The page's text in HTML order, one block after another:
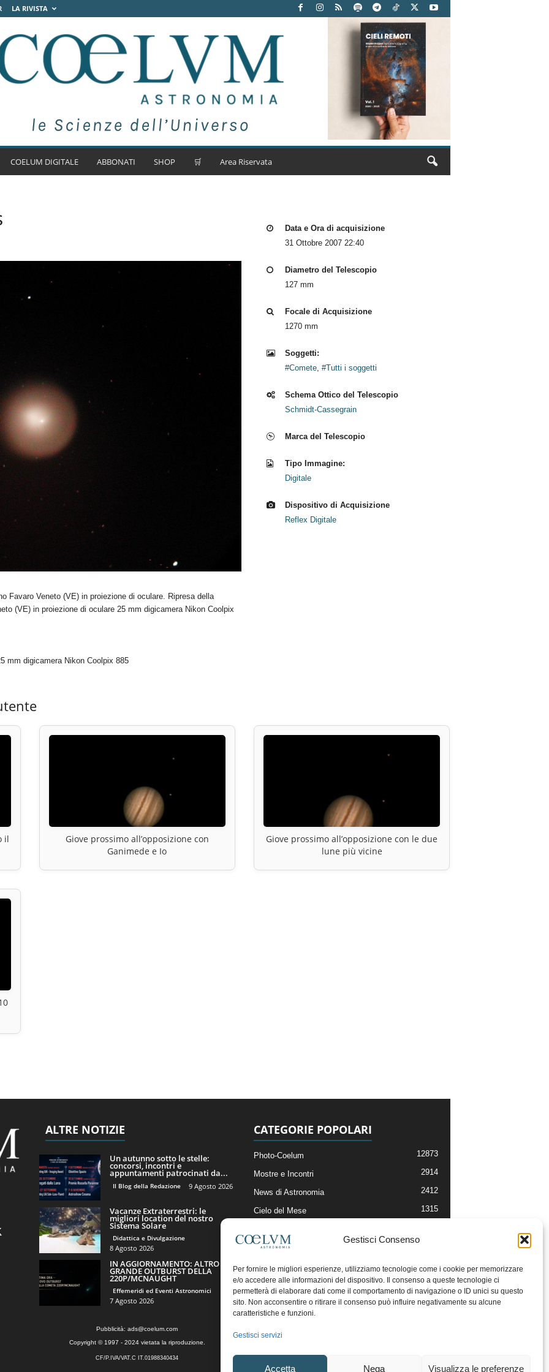
Gestisci Consenso
Per fornire le migliori esperienze, utilizziamo tecnologie come i cookie per memorizzare
e/o accedere alle informazioni del dispositivo. Il consenso a queste tecnologie ci
permetterà di elaborare dati come il comportamento di navigazione o ID unici su questo
sito. Non acconsentire o ritirare il consenso può influire negativamente su alcune
caratteristiche e funzioni.
Gestisci servizi
Accetta Nega Visualizza le preferenze
LA RIVISTA
COELUM DIGITALE ABBONATI SHOP 🛒 Area Riservata
Favaro Veneto (VE) in proiezione di oculare. Ripresa della
(VE) in proiezione di oculare 25 mm digicamera Nikon Coolpix
mm digicamera Nikon Coolpix 885
Data e Ora di acquisizione
31 Ottobre 2007 22:40
Diametro del Telescopio
127 mm
Focale di Acquisizione
1270 mm
Soggetti:
#Comete, #Tutti i soggetti
Schema Ottico del Telescopio
Schmidt-Cassegrain
Marca del Telescopio
Tipo Immagine:
Digitale
Dispositivo di Acquisizione
Reflex Digitale
il
Giove prossimo all’opposizione con
Ganimede e Io
Giove prossimo all’opposizione con le due
lune più vicine
ALTRE NOTIZIE
Un autunno sotto le stelle:
concorsi, incontri e
appuntamenti patrocinati da...
Il Blog della Redazione 9 Agosto 2026
Vacanze Extraterrestri: le
migliori location del nostro
Sistema Solare
Didattica e Divulgazione
8 Agosto 2026
IN AGGIORNAMENTO: ALTRO
GRANDE OUTBURST DELLA
220P/MCNAUGHT
Effemeridi ed Eventi Astronomici
7 Agosto 2026
CATEGORIE POPOLARI
Photo-Coelum 12873
Mostre e Incontri 2914
News di Astronomia 2412
Cielo del Mese 1315
Articoli e Risorse On-Line
Il Blog della Redazione
Pubblicità: ads@coelum.com
Copyright © 1997 - 2024 vietata la riproduzione.
CF/P.IVA/VAT.C IT.01988340434